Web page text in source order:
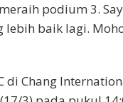
podium 3.
lebih baik lagi.
di Chang